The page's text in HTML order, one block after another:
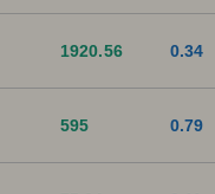
1920.56 0.34
595 0.79